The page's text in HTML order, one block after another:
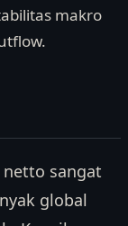
makro
sangat
global